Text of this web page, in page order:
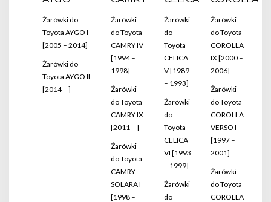
Żarówki do
Toyota AYGO I
[2005 – 2014]
Żarówki do
Toyota AYGO II
[2014 – ]
Żarówki
do Toyota
CAMRY IV
[1994 –
1998]
Żarówki
do Toyota
CAMRY IX
[2011 – ]
Żarówki
do Toyota
CAMRY
SOLARA I
[1998 –
Żarówki
do
Toyota
CELICA
V [1989
– 1993]
Żarówki
do
Toyota
CELICA
VI [1993
– 1999]
Żarówki
do
Żarówki
do Toyota
COROLLA
IX [2000 –
2006]
Żarówki
do Toyota
COROLLA
VERSO I
[1997 –
2001]
Żarówki
do Toyota
COROLLA